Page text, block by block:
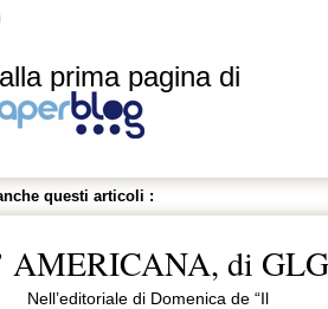
prima pagina di
questi articoli :
AMERICANA, di GLG
Nell’editoriale di Domenica de “Il